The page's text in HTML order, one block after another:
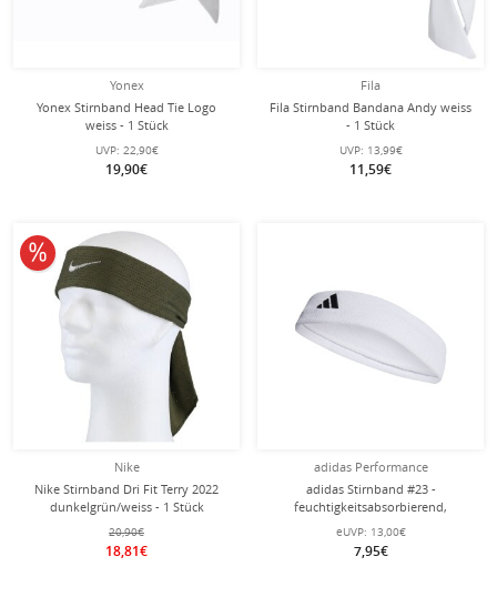
Yonex
Yonex Stirnband Head Tie Logo
weiss - 1 Stück
UVP: 22,90€
19,90€
Fila
Fila Stirnband Bandana Andy weiss
- 1 Stück
UVP: 13,99€
11,59€
Nike
Nike Stirnband Dri Fit Terry 2022
dunkelgrün/weiss - 1 Stück
20,90€
18,81€
10% reduziert
adidas Performance
adidas Stirnband #23 -
feuchtigkeitsabsorbierend,
aufgesticktes Logo - weiss Herren - 1
Stück
eUVP: 13,00€
7,95€